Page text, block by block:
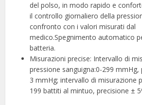
del polso, in modo rapido e
il controllo giornaliero della
confronto con i valori misurati dal
medico.Spegnimento automatico
batteria.
Misurazioni precise: Intervallo di
pressione sanguigna:0-299 mmHg,
3 mmHg; intervallo di misurazione
199 battiti al mintuo, precisione ±